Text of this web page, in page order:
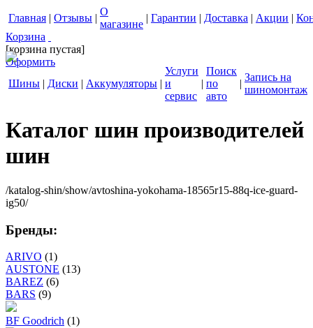
Главная | Отзывы |
О
магазине
| Гарантии | Доставка | Акции |
Корзина
[корзина пустая]
Оформить
Шины | Диски | Аккумуляторы |
Услуги
и
сервис
|
Поиск
по
авто
|
Запись на
шиномонтаж
Каталог шин производителей
шин
/katalog-shin/show/avtoshina-yokohama-18565r15-88q-ice-guard-
ig50/
Бренды:
ARIVO (1)
AUSTONE (13)
BAREZ (6)
BARS (9)
BF Goodrich (1)